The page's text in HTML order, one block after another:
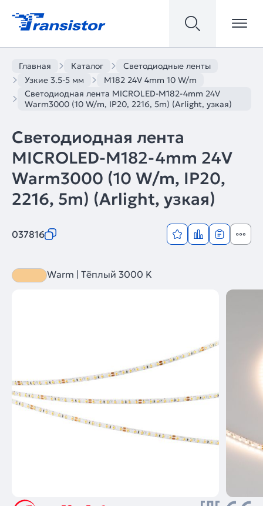
Главная Каталог
Светодиодные ленты
Узкие 3.5-5 мм
M182 24V 4mm 10 W/m
Светодиодная лента MICROLED-M182-4mm 24V
Warm3000 (10 W/m, IP20, 2216, 5m) (Arlight, узкая)
Светодиодная лента
MICROLED-M182-4mm 24V
Warm3000 (10 W/m, IP20,
2216, 5m) (Arlight, узкая)
037816
Warm | Тёплый 3000 K